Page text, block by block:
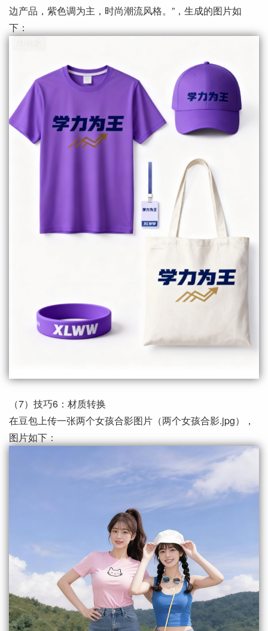
边产品，紫色调为主，时尚潮流风格。”，生成的图片如
下：
（7）技巧6：材质转换
在豆包上传一张两个女孩合影图片（两个女孩合影.jpg），
图片如下：